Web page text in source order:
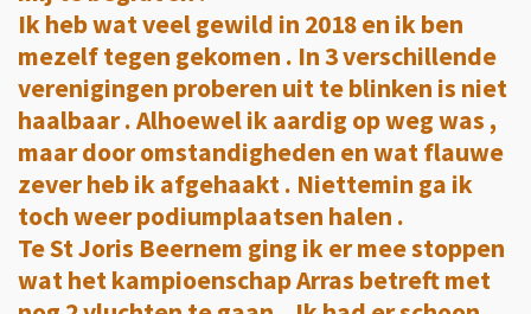
Ik heb wat veel gewild in 2018 en ik ben
mezelf tegen gekomen . In 3 verschillende
verenigingen proberen uit te blinken is niet
haalbaar . Alhoewel ik aardig op weg was ,
maar door omstandigheden en wat flauwe
zever heb ik afgehaakt . Niettemin ga ik
toch weer podiumplaatsen halen .
Te St Joris Beernem ging ik er mee stoppen
wat het kampioenschap Arras betreft met